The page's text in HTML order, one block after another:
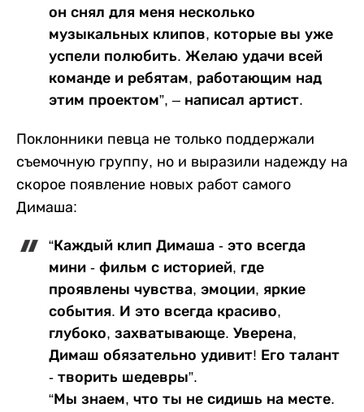
он снял для меня несколько
музыкальных клипов, которые вы уже
успели полюбить. Желаю удачи всей
команде и ребятам, работающим над
этим проектом”, – написал артист.
Поклонники певца не только поддержали
съемочную группу, но и выразили надежду на
скорое появление новых работ самого
Димаша:
“Каждый клип Димаша - это всегда
мини - фильм с историей, где
проявлены чувства, эмоции, яркие
события. И это всегда красиво,
глубоко, захватывающе. Уверена,
Димаш обязательно удивит! Его талант
- творить шедевры”.
“Мы знаем, что ты не сидишь на месте.